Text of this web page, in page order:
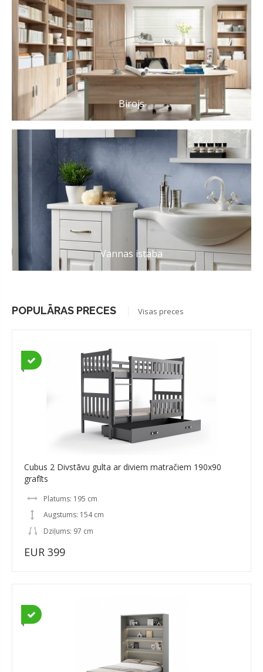
Birojs
Vannas istaba
POPULĀRAS PRECES Visas preces
Cubus 2 Divstāvu gulta ar diviem matračiem 190x90
grafīts
Platums: 195 cm
Augstums: 154 cm
Dziļums: 97 cm
EUR 399